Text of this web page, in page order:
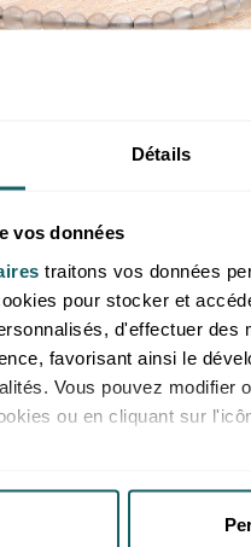
Détails
vos données
traitons vos données
pour stocker et
d'effectuer
favorisant ainsi le
Vous pouvez modifier
ou en cliquant sur
en l'analysant activement
AA+
aux professionnels, merci de
ou de vous connecter